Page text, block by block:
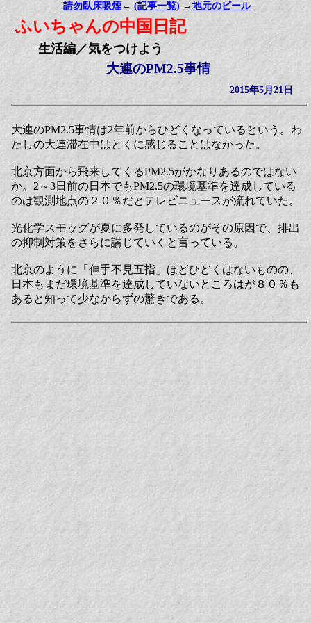
請勿臥床吸煙 ← (記事一覧) →地元のビール
ふいちゃんの中国日記
生活編／気をつけよう
大連のPM2.5事情
2015年5月21日
大連のPM2.5事情は2年前からひどくなっているという。わ
たしの大連滞在中はとくに感じることはなかった。
北京方面から飛来してくるPM2.5がかなりあるのではない
か。2～3日前の日本でもPM2.5の環境基準を達成している
のは観測地点の２０％だとテレビニュースが流れていた。
光化学スモッグが夏に多発しているのがその原因で、排出
の抑制対策をさらに講じていくと言っている。
北京のように「伸手不見五指」ほどひどくはないものの、
日本もまだ環境基準を達成していないところはが８０％も
あると知って少なからずの驚きである。